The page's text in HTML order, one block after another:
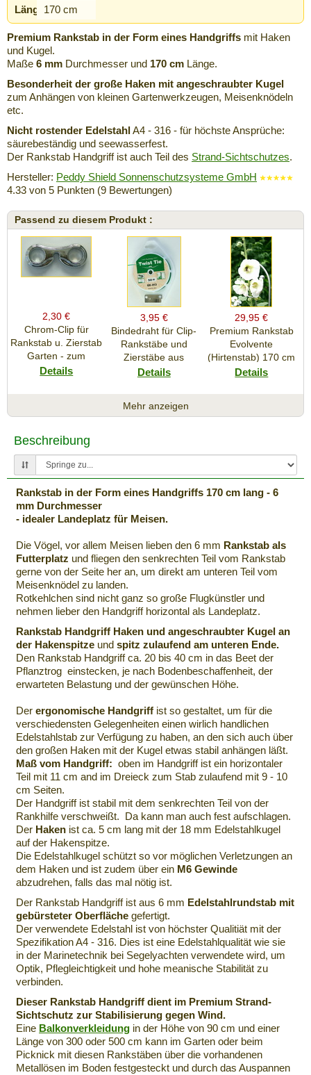
Länge:170 cm
Premium Rankstab in der Form eines Handgriffs mit Haken
und Kugel.
Maße 6 mm Durchmesser und 170 cm Länge.
Besonderheit der große Haken mit angeschraubter Kugel
zum Anhängen von kleinen Gartenwerkzeugen, Meisenknödeln
etc.
Nicht rostender EdelstahlA4 - 316 - für höchste Ansprüche:
säurebeständig und seewasserfest.
Der Rankstab Handgriff ist auch Teil des Strand-Sichtschutzes.
Hersteller: Peddy Shield Sonnenschutzsysteme GmbH
4.33 von 5 Punkten (9 Bewertungen)
Passend zu diesem Produkt :
2,30 €
Chrom-Clip für
Rankstab u. Zierstab
Garten - zum
Anstecken an
aus
Details
3,95 €
Bindedraht für Clip-
Rankstäbe und
Zierstäbe aus
Edelstahl
Details
29,95 €
Premium Rankstab
Evolvente
(Hirtenstab) 170 cm
mit Kugel - aus
Marine-Edelstahl A4
Details
41,90 €
Premium Rankstab
Stern 170 cm - mit
hochwertigem
Edelstahl A4 als
Rankhilfe für
Stauden etc. und als
Futterstab für Vögel
Details
39,95 €
Premium Rankstab
mit Kugel - Helix
aus hochwertigem
Marine-Edelstahl A4
als Rankhilfe für
Stauden etc. und als
Futterstab für Vögel
Details
36,95 €
Premium Rankstab
hochwertigem
Marine-Edelstahl A4
Details
Mehr anzeigen
Beschreibung
Rankstab in der Form eines Handgriffs 170 cm lang - 6
mm Durchmesser
- idealer Landeplatz für Meisen.
Die Vögel, vor allem Meisen lieben den 6 mm Rankstab als
Futterplatz und fliegen den senkrechten Teil vom Rankstab
gerne von der Seite her an, um direkt am unteren Teil vom
Meisenknödel zu landen.
Rotkehlchen sind nicht ganz so große Flugkünstler und
nehmen lieber den Handgriff horizontal als Landeplatz.
Rankstab Handgriff Haken und angeschraubter Kugel an
der Hakenspitze und spitz zulaufend am unteren Ende.
Den Rankstab Handgriff ca. 20 bis 40 cm in das Beet der
Pflanztrog einstecken, je nach Bodenbeschaffenheit, der
erwarteten Belastung und der gewünschen Höhe.
Der ergonomische Handgriff ist so gestaltet, um für die
verschiedensten Gelegenheiten einen wirlich handlichen
Edelstahlstab zur Verfügung zu haben, an den sich auch über
den großen Haken mit der Kugel etwas stabil anhängen läßt.
Maß vom Handgriff: oben im Handgriff ist ein horizontaler
Teil mit 11 cm and im Dreieck zum Stab zulaufend mit 9 - 10
cm Seiten.
Der Handgriff ist stabil mit dem senkrechten Teil von der
Rankhilfe verschweißt. Da kann man auch fest aufschlagen.
Der Haken ist ca. 5 cm lang mit der 18 mm Edelstahlkugel
auf der Hakenspitze.
Die Edelstahlkugel schützt so vor möglichen Verletzungen an
dem Haken und ist zudem über ein M6 Gewinde
abzudrehen, falls das mal nötig ist.
Der Rankstab Handgriff ist aus 6 mm Edelstahlrundstab mit
gebürsteter Oberfläche gefertigt.
Der verwendete Edelstahl ist von höchster Qualitiät mit der
Spezifikation A4 - 316. Dies ist eine Edelstahlqualität wie sie
in der Marinetechnik bei Segelyachten verwendete wird, um
Optik, Pflegleichtigkeit und hohe meanische Stabilität zu
verbinden.
Dieser Rankstab Handgriff dient im Premium Strand-
Sichtschutz zur Stabilisierung gegen Wind.
Eine Balkonverkleidung in der Höhe von 90 cm und einer
Länge von 300 oder 500 cm kann im Garten oder beim
Picknick mit diesen Rankstäben über die vorhandenen
Metallösen im Boden festgesteckt und durch das Auspannen